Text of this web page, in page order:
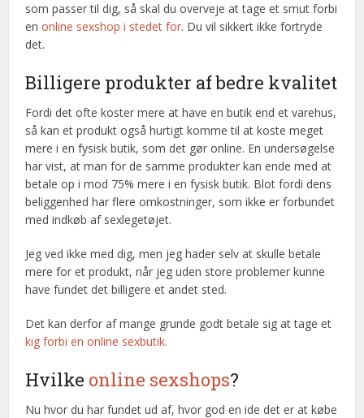
som passer til dig, så skal du overveje at tage et smut forbi
enonline sexshop i stedet for. Du vil sikkert ikke fortryde
det.
Billigere produkter af bedre kvalitet
Fordi det ofte koster mere at have en butik end et varehus,
så kan et produkt også hurtigt komme til at koste meget
mere i en fysisk butik, som det gør online. En undersøgelse
har vist, at man for de samme produkter kan ende med at
betale op i mod 75% mere i en fysisk butik. Blot fordi dens
beliggenhed har flere omkostninger, som ikke er forbundet
med indkøb af sexlegetøjet.
Jeg ved ikke med dig, men jeg hader selv at skulle betale
mere for et produkt, når jeg uden store problemer kunne
have fundet det billigere et andet sted.
Det kan derfor af mange grunde godt betale sig at tage et
kig forbi en online sexbutik.
Hvilke online sexshops?
Nu hvor du har fundet ud af, hvor god en ide det er at købe